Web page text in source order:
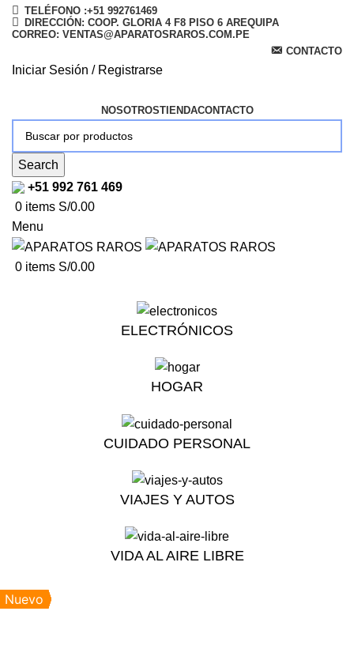
TELÉFONO :+51 992761469
DIRECCIÓN: COOP. GLORIA 4 F8 PISO 6 AREQUIPA
CORREO: VENTAS@APARATOSRAROS.COM.PE
CONTACTO
Iniciar Sesión / Registrarse
NOSOTROSTIENDACONTACTO
Search
+51 992 761 469
0 items S/0.00
Menu
0 items S/0.00
ELECTRÓNICOS
HOGAR
CUIDADO PERSONAL
VIAJES Y AUTOS
VIDA AL AIRE LIBRE
Nuevo
Nuevo
Nuevo
Nuevo
Nuevo
Nuevo
Nuevo
Nuevo
Nuevo
Nuevo
Nuevo